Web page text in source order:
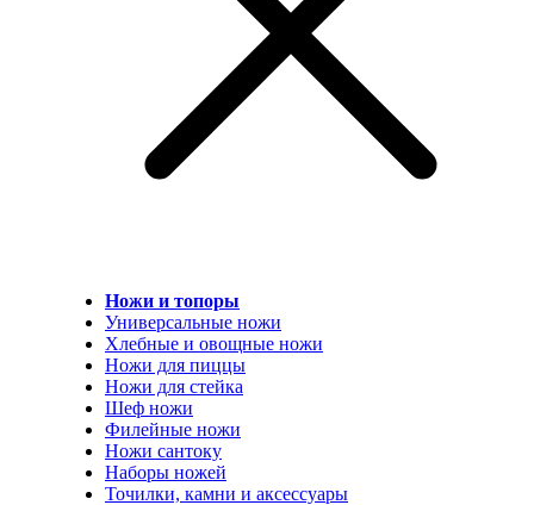
Ножи и топоры
Универсальные ножи
Хлебные и овощные ножи
Ножи для пиццы
Ножи для стейка
Шеф ножи
Филейные ножи
Ножи сантоку
Наборы ножей
Точилки, камни и аксессуары